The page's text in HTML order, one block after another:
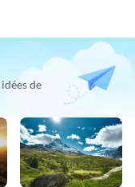
de